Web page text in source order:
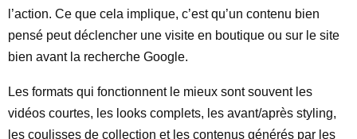
l’action. Ce que cela implique, c’est qu’un contenu bien
pensé peut déclencher une visite en boutique ou sur le site
bien avant la recherche Google.
Les formats qui fonctionnent le mieux sont souvent les
vidéos courtes, les looks complets, les avant/après styling,
les coulisses de collection et les contenus générés par les